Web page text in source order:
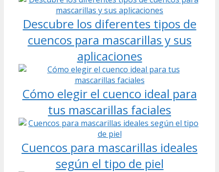
Descubre los diferentes tipos de
cuencos para mascarillas y sus
aplicaciones
Cómo elegir el cuenco ideal para
tus mascarillas faciales
Cuencos para mascarillas ideales
según el tipo de piel